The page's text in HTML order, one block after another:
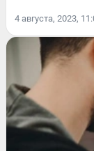
4 августа, 2023,